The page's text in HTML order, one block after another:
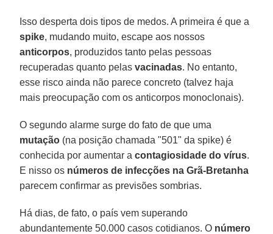
Isso desperta dois tipos de medos. A primeira é que a
spike, mudando muito, escape aos nossos
anticorpos, produzidos tanto pelas pessoas
recuperadas quanto pelasvacinadas. No entanto,
esse risco ainda não parece concreto (talvez haja
mais preocupação com os anticorpos monoclonais).
O segundo alarme surge do fato de que uma
mutação (na posição chamada "501" da spike) é
conhecida por aumentar acontagiosidade do vírus.
E nisso os números de infecções na Grã-Bretanha
parecem confirmar as previsões sombrias.
Há dias, de fato, o país vem superando
abundantemente 50.000 casos cotidianos. O número